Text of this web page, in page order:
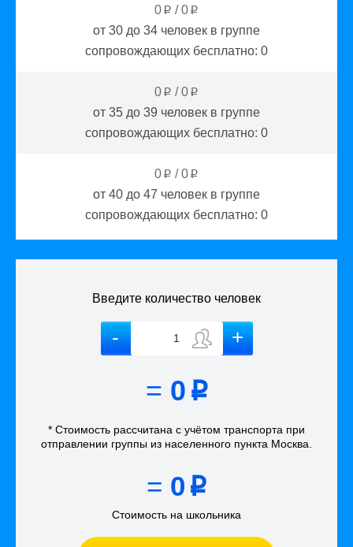
0 p /0 p
от 30 до 34 человек в группе
сопровождающих бесплатно: 0
0 p /0 p
от 35 до 39 человек в группе
сопровождающих бесплатно: 0
0 p /0 p
от 40 до 47 человек в группе
сопровождающих бесплатно: 0
Введите количество человек
= 0 p
* Стоимость рассчитана с учётом транспорта при
отправлении группы из населенного пункта Москва
= 0 p
Стоимость на школьника